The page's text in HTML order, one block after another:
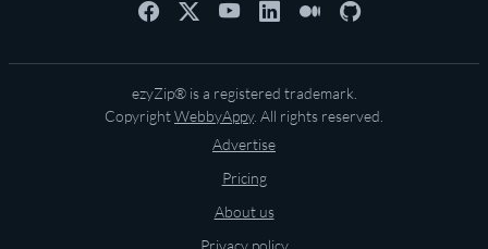
ezyZip® is a registered trademark.
CopyrightWebbyAppy. All rights reserved.
Advertise
Pricing
About us